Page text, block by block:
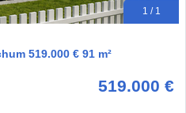
1 / 1
519.000 € 91 m²
519.000 €